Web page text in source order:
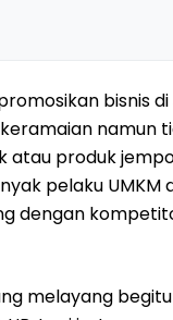
bisnis
namun
atau produk
pelaku
dengan
melayang